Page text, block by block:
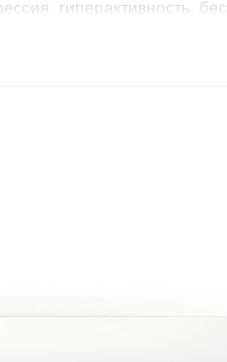
гиперактивность,
гиперсексуальности,